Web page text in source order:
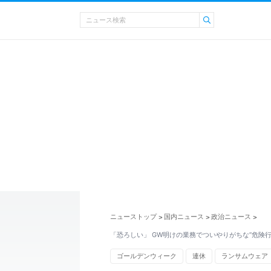
ニューストップ > 国内ニュース > 政治ニュース >
「恐ろしい」 GW明けの業務でついやりがちな”危険
ゴールデンウィーク 連休 ランサムウェア